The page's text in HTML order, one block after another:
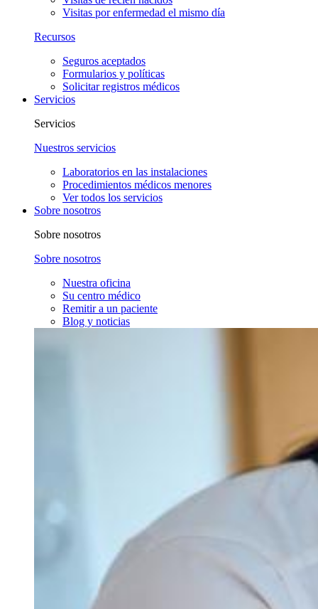
Visitas por enfermedad el mismo día
Recursos
Seguros aceptados
Formularios y políticas
Solicitar registros médicos
Servicios
Servicios
Nuestros servicios
Laboratorios en las instalaciones
Procedimientos médicos menores
Ver todos los servicios
Sobre nosotros
Sobre nosotros
Sobre nosotros
Nuestra oficina
Su centro médico
Remitir a un paciente
Blog y noticias